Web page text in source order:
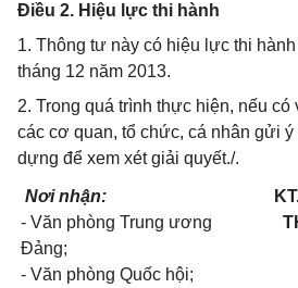
Điều 2. Hiệu lực thi hành
1. Thông tư này có hiệu lực thi
tháng 12 năm 2013.
2. Trong quá trình thực hiện, nếu
các cơ quan, tổ chức, cá nhân gửi
dựng để xem xét giải quyết./.
Nơi nhận:
- Văn phòng Trung ương
Đảng;
- Văn phòng Quốc hội;
T